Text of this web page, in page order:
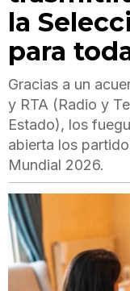
la
para
Gracias a un
y RTA (Radio y
Estado), los
abierta los
Mundial 2026.